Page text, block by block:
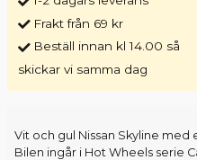
Frakt från 69 kr
Beställ innan kl 14.00 så
skickar vi samma dag
Vit och gul Nissan Skyline med
Bilen ingår i Hot Wheels serie